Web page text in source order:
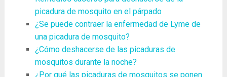
picadura de mosquito en el párpado
¿Se puede contraer la enfermedad de Lyme de
una picadura de mosquito?
¿Cómo deshacerse de las picaduras de
mosquitos durante la noche?
¿Por qué las picaduras de mosquitos se ponen